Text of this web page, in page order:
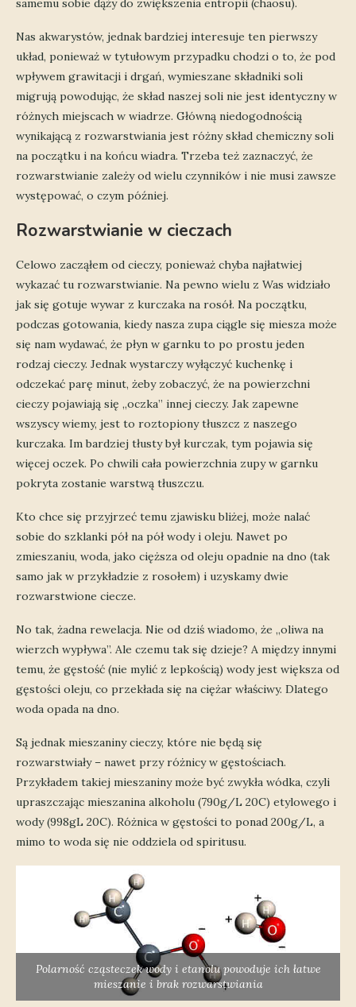
samemu sobie dąży do zwiększenia entropii (chaosu).
Nas akwarystów, jednak bardziej interesuje ten pierwszy
układ, ponieważ w tytułowym przypadku chodzi o to, że pod
wpływem grawitacji i drgań, wymieszane składniki soli
migrują powodując, że skład naszej soli nie jest identyczny w
różnych miejscach w wiadrze. Główną niedogodnością
wynikającą z rozwarstwiania jest różny skład chemiczny soli
na początku i na końcu wiadra. Trzeba też zaznaczyć, że
rozwarstwianie zależy od wielu czynników i nie musi zawsze
występować, o czym później.
Rozwarstwianie w cieczach
Celowo zacząłem od cieczy, ponieważ chyba najłatwiej
wykazać tu rozwarstwianie. Na pewno wielu z Was widziało
jak się gotuje wywar z kurczaka na rosół. Na początku,
podczas gotowania, kiedy nasza zupa ciągle się miesza może
się nam wydawać, że płyn w garnku to po prostu jeden
rodzaj cieczy. Jednak wystarczy wyłączyć kuchenkę i
odczekać parę minut, żeby zobaczyć, że na powierzchni
cieczy pojawiają się „oczka” innej cieczy. Jak zapewne
wszyscy wiemy, jest to roztopiony tłuszcz z naszego
kurczaka. Im bardziej tłusty był kurczak, tym pojawia się
więcej oczek. Po chwili cała powierzchnia zupy w garnku
pokryta zostanie warstwą tłuszczu.
Kto chce się przyjrzeć temu zjawisku bliżej, może nalać
sobie do szklanki pół na pół wody i oleju. Nawet po
zmieszaniu, woda, jako cięższa od oleju opadnie na dno (tak
samo jak w przykładzie z rosołem) i uzyskamy dwie
rozwarstwione ciecze.
No tak, żadna rewelacja. Nie od dziś wiadomo, że „oliwa na
wierzch wypływa”. Ale czemu tak się dzieje? A między innymi
temu, że gęstość (nie mylić z lepkością) wody jest większa od
gęstości oleju, co przekłada się na ciężar właściwy. Dlatego
woda opada na dno.
Są jednak mieszaniny cieczy, które nie będą się
rozwarstwiały – nawet przy różnicy w gęstościach.
Przykładem takiej mieszaniny może być zwykła wódka, czyli
upraszczając mieszanina alkoholu (790g/L 20C) etylowego i
wody (998gL 20C). Różnica w gęstości to ponad 200g/L, a
mimo to woda się nie oddziela od spiritusu.
Polarność cząsteczek wody i etanolu powoduje ich łatwe
mieszanie i brak rozwarstwiania